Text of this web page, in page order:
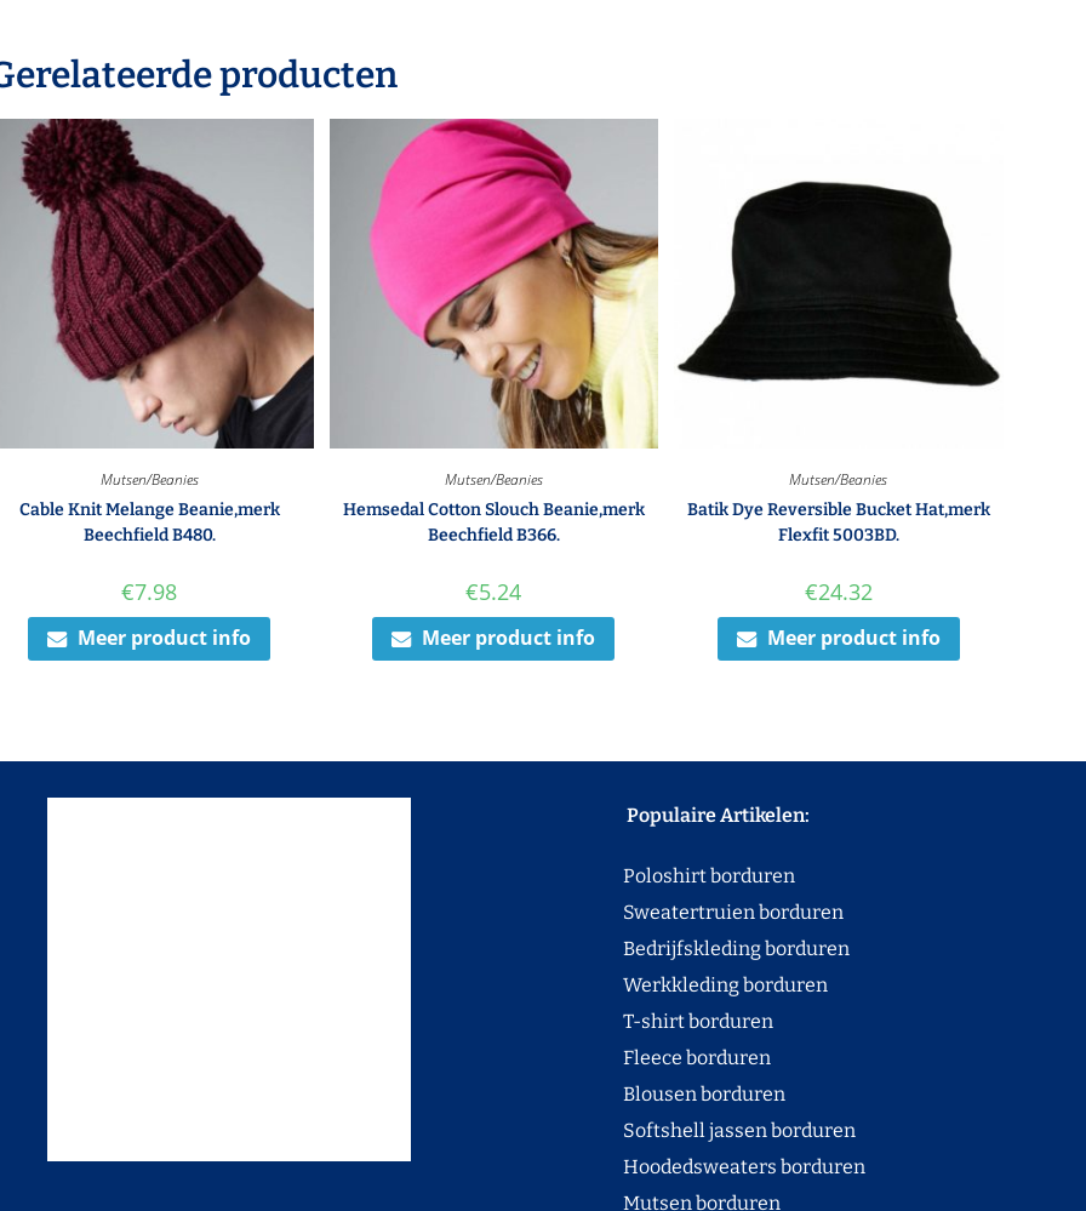
producten
Mutsen/Beanies
Cable Knit Melange Beanie,merk
Beechfield B480.
€7.98
Meer product info
Mutsen/Beanies
Hemsedal Cotton Slouch Beanie,merk
Beechfield B366.
€5.24
Meer product info
Mutsen/Beanies
Batik Dye Reversible Bucket Hat,merk
Flexfit 5003BD.
€24.32
Meer product info
Populaire Artikelen:
Poloshirt borduren
Sweatertruien borduren
Bedrijfskleding borduren
Werkkleding borduren
T-shirt borduren
Fleece borduren
Blousen borduren
Softshell jassen borduren
Hoodedsweaters borduren
Mutsen borduren